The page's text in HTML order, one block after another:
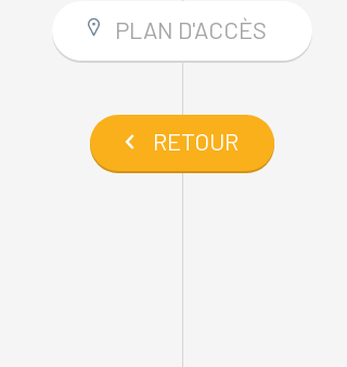
PLAN D'ACCÈS
RETOUR